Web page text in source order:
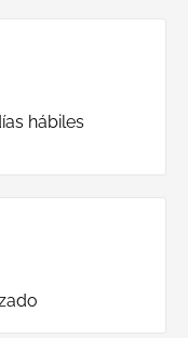
hábiles